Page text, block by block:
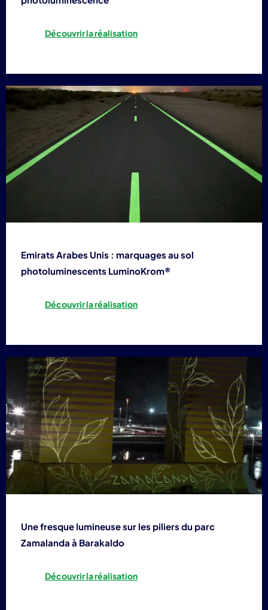
Découvrir la réalisation
Emirats Arabes Unis : marquages au sol
photoluminescents LuminoKrom®
Découvrir la réalisation
Une fresque lumineuse sur les piliers du parc
Zamalanda à Barakaldo
Découvrir la réalisation